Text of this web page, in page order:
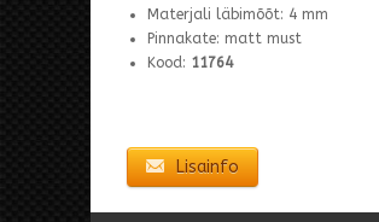
Materjali läbimõõt: 4 mm
Pinnakate: matt must
Kood: 11764
Lisainfo